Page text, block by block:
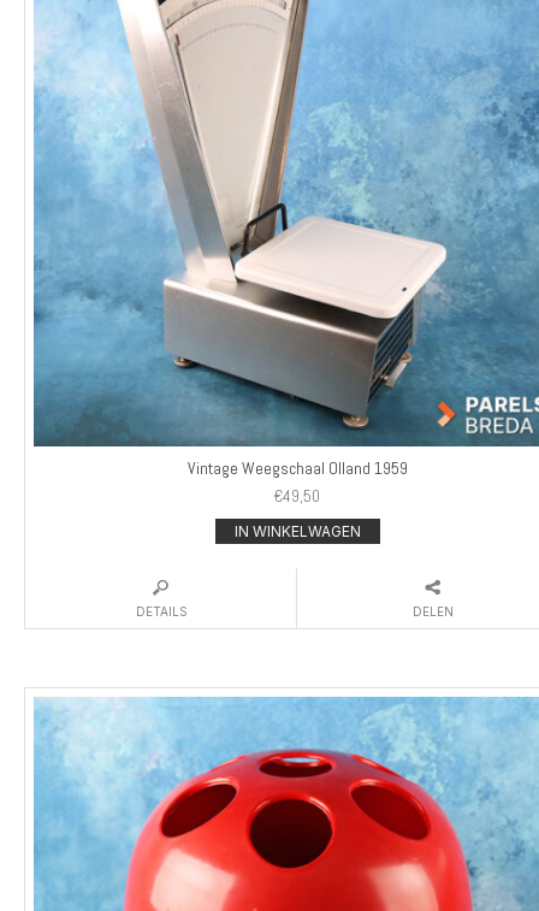
Vintage Weegschaal Olland 1959
€49,50
IN WINKELWAGEN
DETAILS DELEN